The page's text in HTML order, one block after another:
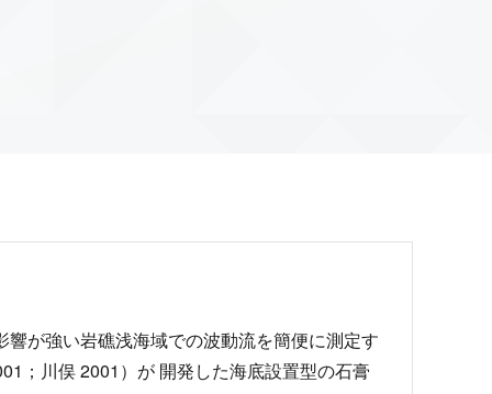
が強い岩礁浅海域での波動流を簡便に測定す
；川俣 2001）が 開発した海底設置型の⽯膏